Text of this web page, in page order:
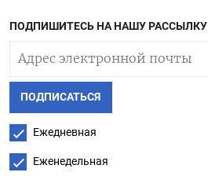
ПОДПИШИТЕСЬ НА НАШУ РАССЫЛКУ
ПОДПИСАТЬСЯ
Ежедневная
Еженедельная